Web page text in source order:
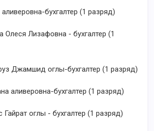
бухгалтер (1 разряд)
Олеся Лизафовна - бухгалтер (1
Джамшид оглы-бухгалтер (1 разряд)
аливеровна-бухгалтер (1 разряд)
Гайрат оглы - бухгалтер (1 разряд)